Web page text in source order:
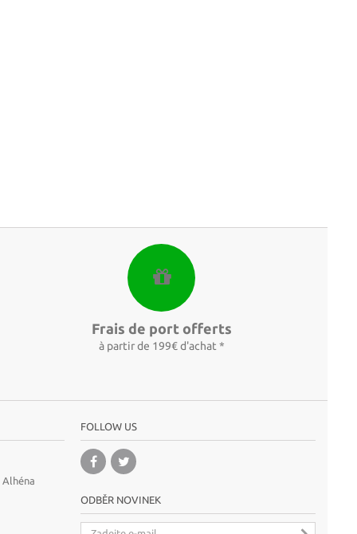
Frais de port offerts
à partir de 199€ d'achat *
Alhéna
FOLLOW US
ODBĚR NOVINEK